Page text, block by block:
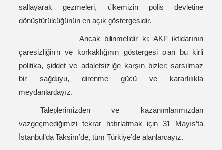
sallayarak gezmeleri, ülkemizin polis devletine
dönüştürüldüğünün en açık göstergesidir.
Ancak bilinmelidir ki; AKP iktidarının
çaresizliğinin ve korkaklığının göstergesi olan bu kirli
politika, şiddet ve adaletsizliğe karşın bizler; sarsılmaz
bir sağduyu, direnme gücü ve kararlılıkla
meydanlardayız.
Taleplerimizden ve kazanımlarımızdan
vazgeçmediğimizi tekrar hatırlatmak için 31 Mayıs’ta
İstanbul’da Taksim’de, tüm Türkiye’de alanlardayız.